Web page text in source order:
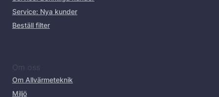
Service: Nya kunder
Beställ filter
Om oss
Om Allvärmeteknik
Miljö